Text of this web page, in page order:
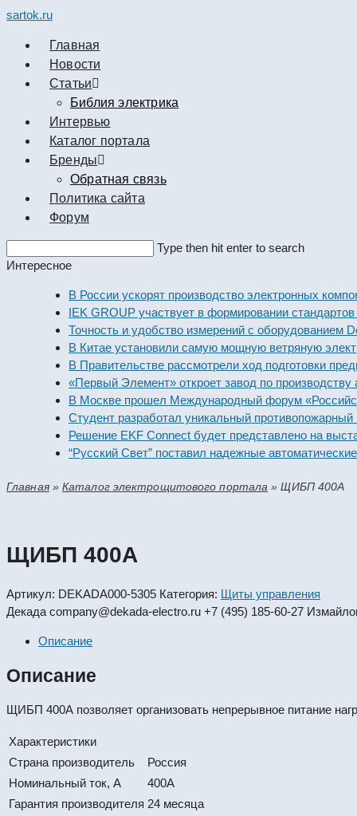
sartok.ru
Главная
Новости
Cтатьи
Библия электрика
Интервью
Каталог портала
Бренды
Обратная связь
Политика сайта
Форум
this
Type then hit enter to search
Интересное
В России ускорят производство электронных
IEK GROUP участвует в формировании стандартов
Точность и удобство измерений с оборудованием Dekraft
В Китае установили самую мощную ветряную
В Правительстве рассмотрели ход подготовки
«Первый Элемент» откроет завод по производству
В Москве прошел Международный форум «Российская
Студент разработал уникальный противопожарный
Решение EKF Connect будет представлено на выставке
“Русский Свет” поставил надежные автоматические
Главная»Каталог электрощитового портала »ЩИБП 400А
ЩИБП 400А
Артикул: DEKADA000-5305 Категория: Щиты управления
Декада company@dekada-electro.ru +7 (495) 185-60-27
Описание
Описание
ЩИБП 400А позволяет организовать непрерывное питание
Характеристики
Страна производитель
Россия
Номинальный ток, А
400А
Гарантия производителя 24 месяца